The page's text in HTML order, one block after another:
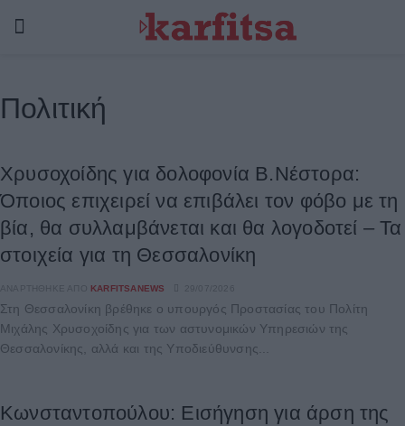
Πολιτική
Χρυσοχοίδης για δολοφονία Β.Νέστορα:
Όποιος επιχειρεί να επιβάλει τον φόβο με τη
βία, θα συλλαμβάνεται και θα λογοδοτεί – Τα
στοιχεία για τη Θεσσαλονίκη
ΑΝΑΡΤΉΘΗΚΕ ΑΠΌ KARFITSANEWS 29/07/2026
Στη Θεσσαλονίκη βρέθηκε ο υπουργός Προστασίας του Πολίτη
Μιχάλης Χρυσοχοίδης για των αστυνομικών Υπηρεσιών της
Θεσσαλονίκης, αλλά και της Υποδιεύθυνσης...
Κωνσταντοπούλου: Εισήγηση για άρση της